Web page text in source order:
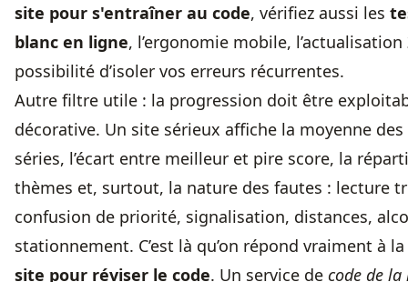
site pour s'entraîner au code, vérifiez aussi les
blanc en ligne, l’ergonomie mobile, l’actualisation
possibilité d’isoler vos erreurs récurrentes.
Autre filtre utile : la progression doit être
décorative. Un site sérieux affiche la moyenne
séries, l’écart entre meilleur et pire score, la
thèmes et, surtout, la nature des fautes : lecture
confusion de priorité, signalisation, distances,
stationnement. C’est là qu’on répond vraiment à
site pour réviser le code. Un service de code de